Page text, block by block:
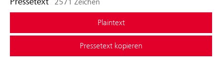
2571 Zeichen
Plaintext
Pressetext kopieren